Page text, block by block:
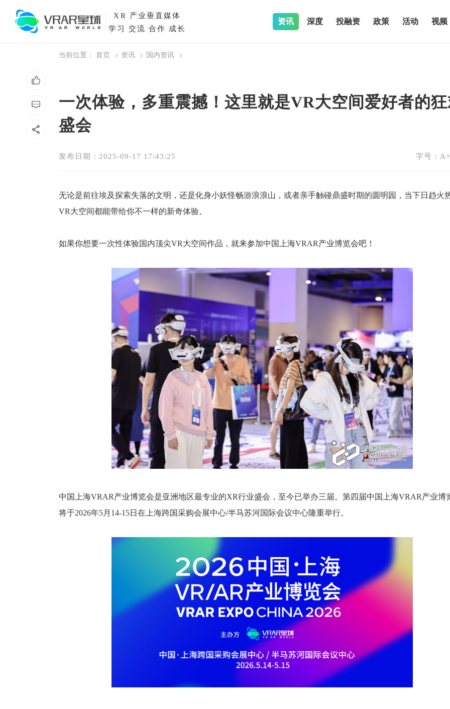
XR
产业垂直媒体
学习 交流 合作 成长
资讯 深度 投融资 政策 活动 视频
当前位置： 首页 资讯 国内资讯
一次体验，多重震撼！这里就是VR大空间爱好者的
盛会
发布日期：2025-09-17 17:43:25 字号：
无论是前往埃及探索失落的文明，还是化身小妖怪畅游浪浪山，或者亲手触碰鼎盛时期的圆明园，当下日趋火
VR大空间都能带给你不一样的新奇体验。
如果你想要一次性体验国内顶尖VR大空间作品，就来参加中国上海VRAR产业博览会吧！
中国上海VRAR产业博览会是亚洲地区最专业的XR行业盛会，至今已举办三届。第四届中国上海VRAR产业博
将于2026年5月14-15日在上海跨国采购会展中心/半马苏河国际会议中心隆重举行。